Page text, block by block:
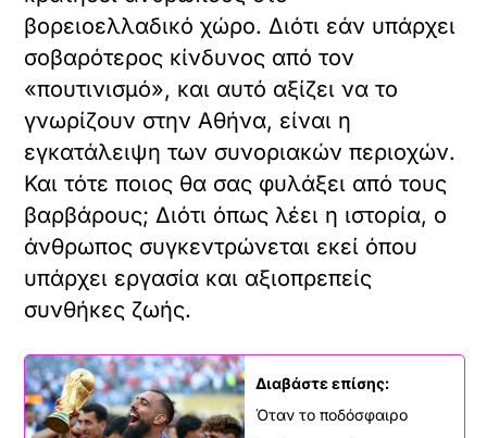
σωθούμε».
Δυστυχώς, όμως, ούτε τα αυτονόητα δεν
παραχωρεί στη Θεσσαλονίκη η Αθήνα.
Υποτίθεται ότι υπάρχει ένα Φεστιβάλ
Θεσσαλονίκης και ένα Φεστιβάλ
Ντοκιμαντέρ Θεσσαλονίκης. Λάθος. Και
το Φεστιβάλ και το Φεστιβάλ
Ντοκιμαντέρ διεξάγονται στη
Θεσσαλονίκη. Δεν είναι της
Θεσσαλονίκης. Κάποιες ημέρες του
χρόνου έρχονται από την πρωτεύουσα
και μοιράζουν χάντρες στους ιθαγενείς.
Ας ξεκινήσουμε από τα απλά. Ας